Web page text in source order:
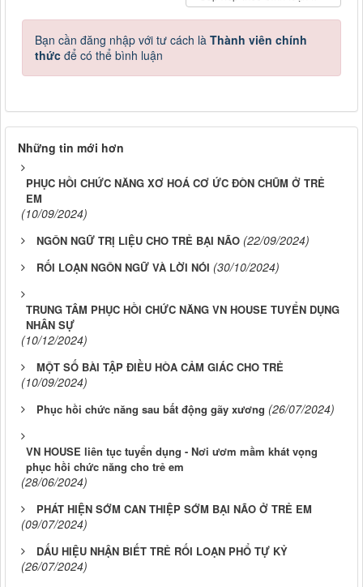
Bạn cần đăng nhập với tư cách là Thành viên chính
thức để có thể bình luận
Những tin mới hơn
PHỤC HỒI CHỨC NĂNG XƠ HOÁ CƠ ỨC ĐÒN CHŨM Ở TRẺ
EM
(10/09/2024)
NGÔN NGỮ TRỊ LIỆU CHO TRẺ BẠI NÃO (22/09/2024)
RỐI LOẠN NGÔN NGỮ VÀ LỜI NÓI (30/10/2024)
TRUNG TÂM PHỤC HỒI CHỨC NĂNG VN HOUSE TUYỂN DỤNG
NHÂN SỰ
(10/12/2024)
MỘT SỐ BÀI TẬP ĐIỀU HÒA CẢM GIÁC CHO TRẺ
(10/09/2024)
Phục hồi chức năng sau bất động gãy xương (26/07/2024)
VN HOUSE liên tục tuyển dụng - Nơi ươm mầm khát vọng
phục hồi chức năng cho trẻ em
(28/06/2024)
PHÁT HIỆN SỚM CAN THIỆP SỚM BẠI NÃO Ở TRẺ EM
(09/07/2024)
DẤU HIỆU NHẬN BIẾT TRẺ RỐI LOẠN PHỔ TỰ KỶ
(26/07/2024)